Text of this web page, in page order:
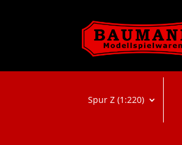
Spur Z (1:220)